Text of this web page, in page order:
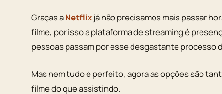
Graças aNetflixjá não precisamos mais passar
filme, por isso a plataforma de streaming é
pessoas passam por esse desgastante processo
Mas nem tudo é perfeito, agora as opções são
filme do que assistindo.